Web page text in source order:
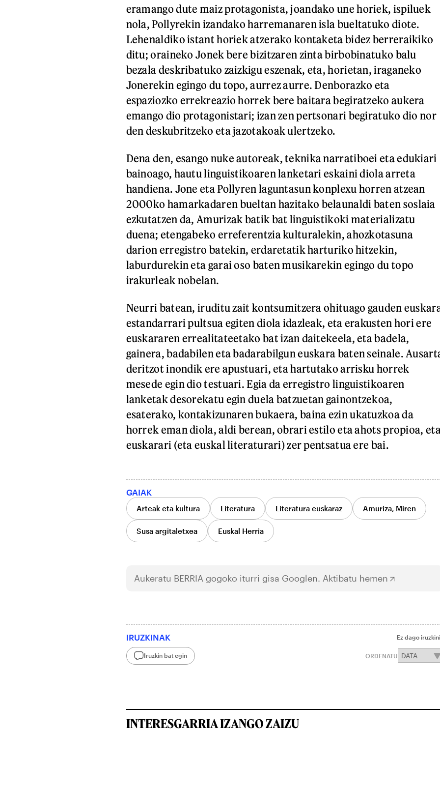
eramango dute maiz protagonista, joandako une horiek, ispiluek
nola, Pollyrekin izandako harremanaren isla bueltatuko diote.
Lehenaldiko istant horiek atzerako kontaketa bidez berreraikiko
ditu; oraineko Jonek bere bizitzaren zinta birbobinatuko balu
bezala deskribatuko zaizkigu eszenak, eta, horietan, iraganeko
Jonerekin egingo du topo, aurrez aurre. Denborazko eta
espaziozko errekreazio horrek bere baitara begiratzeko aukera
emango dio protagonistari; izan zen pertsonari begiratuko dio nor
den deskubritzeko eta jazotakoak ulertzeko.
Dena den, esango nuke autoreak, teknika narratiboei eta edukiari
bainoago, hautu linguistikoaren lanketari eskaini diola arreta
handiena. Jone eta Pollyren laguntasun konplexu horren atzean
2000ko hamarkadaren bueltan hazitako belaunaldi baten soslaia
ezkutatzen da, Amurizak batik bat linguistikoki materializatu
duena; etengabeko erreferentzia kulturalekin, ahozkotasuna
darion erregistro batekin, erdaretatik harturiko hitzekin,
laburdurekin eta garai oso baten musikarekin egingo du topo
irakurleak nobelan.
Neurri batean, iruditu zait kontsumitzera ohituago gauden
estandarrari pultsua egiten diola idazleak, eta erakusten hori ere
euskararen errealitateetako bat izan daitekeela, eta badela,
gainera, badabilen eta badarabilgun euskara baten seinale.
deritzot inondik ere apustuari, eta hartutako arrisku horrek
mesede egin dio testuari. Egia da erregistro linguistikoaren
lanketak desorekatu egin duela batzuetan gainontzekoa,
esaterako, kontakizunaren bukaera, baina ezin ukatuzkoa da
horrek eman diola, aldi berean, obrari estilo eta ahots propioa,
euskarari (eta euskal literaturari) zer pentsatua ere bai.
GAIAK
Arteak eta kultura Literatura Literatura euskaraz Amuriza, Miren
Susa argitaletxea Euskal Herria
Aukeratu BERRIA gogoko iturri gisa Googlen. Aktibatu hemen
IRUZKINAK Ez dago
Iruzkin bat egin ORDENATU
INTERESGARRIA IZANGO ZAIZU